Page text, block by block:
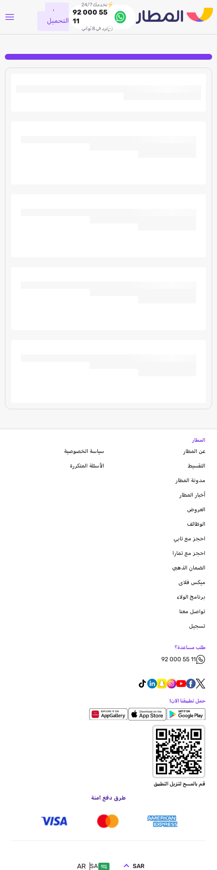
نخدمك 24/7
92 000 55
11
نرد في 8 ثواني
جاري
التحميل
المطار
عن المطار
التقسيط
مدونة المطار
أخبار المطار
العروض
الوظائف
احجز مع تابي
احجز مع تمارا
الضمان الذهبي
ميكس فلاى
برنامج الولاء
سياسة الخصوصية
الأسئلة المتكررة
تواصل معنا
تسجيل
طلب مساعدة؟
92 000 55 11
حمل تطبيقنا الآن!
قم بالمسح لتنزيل التطبيق
طرق دفع آمنة
SA
AR SAR